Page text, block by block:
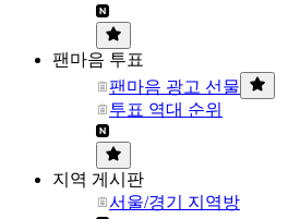
팬마음 투표
팬마음 광고 선물
투표 역대 순위
지역 게시판
서울/경기 지역방